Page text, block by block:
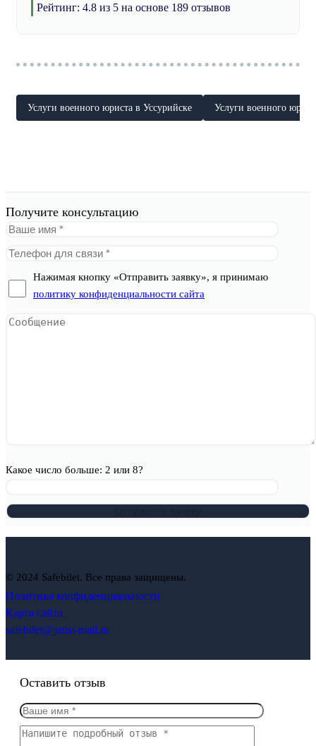
Рейтинг: 4.8 из 5 на основе 189 отзывов
Услуги военного юриста в Уссурийске Услуги военного
Получите консультацию
Нажимая кнопку «Отправить заявку», я принимаю
политику конфиденциальности сайта
Какое число больше: 2 или 8?
© 2024 Safebilet. Все права защищены.
Политика конфиденциальности
Карта сайта
safebilet@jurist-mail.ru
Оставить отзыв